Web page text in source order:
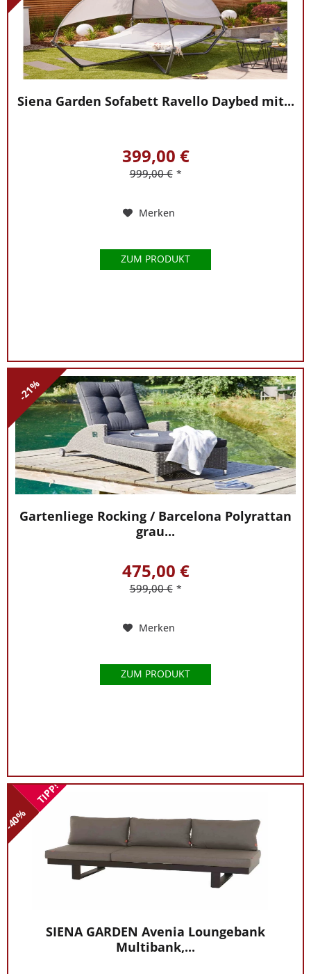
Siena Garden Sofabett Ravello Daybed mit...
399,00 €
999,00 € *
Merken
ZUM PRODUKT
-21%
Gartenliege Rocking / Barcelona Polyrattan
grau...
475,00 €
599,00 € *
Merken
ZUM PRODUKT
-40%
TIPP!
SIENA GARDEN Avenia Loungebank
Multibank,...